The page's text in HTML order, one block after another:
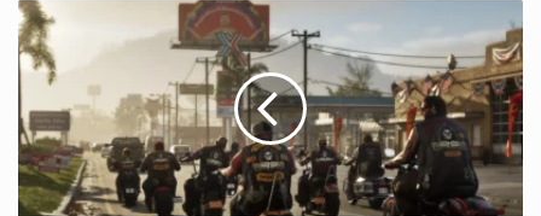
Steven
Ogg:
Keine
auf
GTA
V
und
GTA